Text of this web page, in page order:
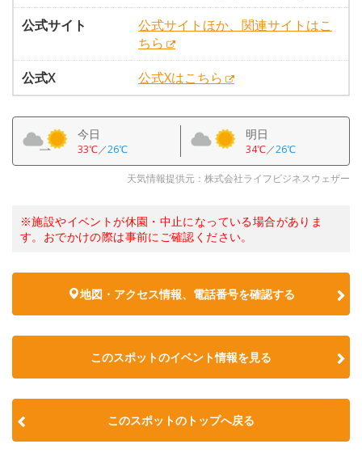
公式サイト
公式サイトほか、関連サイトはこ
ちら
公式X
公式Xはこちら
今日
33℃／26℃
明日
34℃／26℃
天気情報提供元：株式会社ライフビジネスウェザー
※施設やイベントが休園・中止になっている場合がありま
す。おでかけの際は事前にご確認ください。
地図・アクセス情報、電話番号を確認する
このスポットのイベント情報を見る
このスポットのトップへ戻る